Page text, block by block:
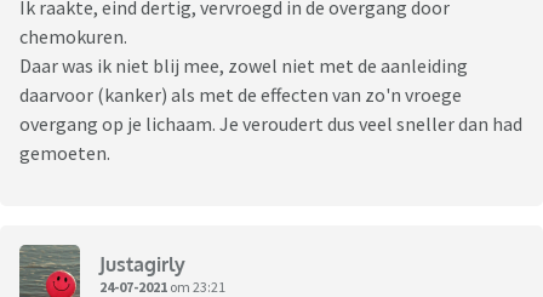
Ik raakte, eind dertig, vervroegd in de overgang door
chemokuren.
Daar was ik niet blij mee, zowel niet met de aanleiding
daarvoor (kanker) als met de effecten van zo'n vroege
overgang op je lichaam. Je veroudert dus veel sneller dan had
gemoeten.
Justagirly
24-07-2021 om 23:21